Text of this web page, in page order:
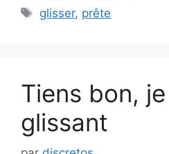
Étiquettes
glisser, prête
Tiens bon,
glissant